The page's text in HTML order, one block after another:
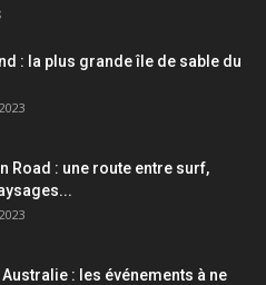
: la plus grande île de sable du
Road : une route entre surf,
: les événements à ne